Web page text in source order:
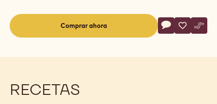
Comprar ahora
Actions
Escriba un
- ArribaGuardar
- Arriba
-
RECETAS